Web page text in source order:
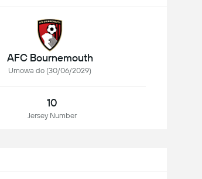
AFC Bournemouth
Umowa do (30/06/2029)
10
Jersey Number